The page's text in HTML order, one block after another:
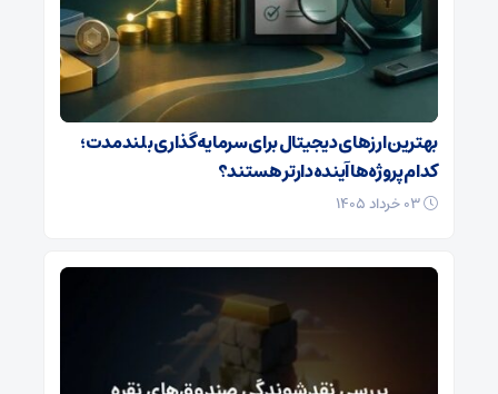
بهترین ارزهای دیجیتال برای سرمایه‌گذاری بلندمدت؛
کدام پروژه‌ها آینده‌دارتر هستند؟